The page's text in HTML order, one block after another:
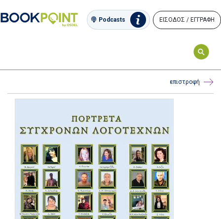
Podcasts ΕΙΣΟΔΟΣ / ΕΓΓΡΑΦΗ
επιστροφή